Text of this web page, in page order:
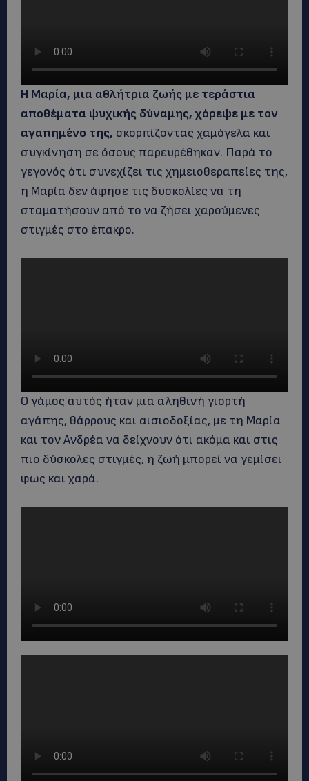
Η Μαρία, μια αθλήτρια ζωής με τεράστια
αποθέματα ψυχικής δύναμης, χόρεψε με τον
αγαπημένο της, σκορπίζοντας χαμόγελα και
συγκίνηση σε όσους παρευρέθηκαν. Παρά το
γεγονός ότι συνεχίζει τις χημειοθεραπείες της,
η Μαρία δεν άφησε τις δυσκολίες να τη
σταματήσουν από το να ζήσει χαρούμενες
στιγμές στο έπακρο.
Ο γάμος αυτός ήταν μια αληθινή γιορτή
αγάπης, θάρρους και αισιοδοξίας, με τη Μαρία
και τον Ανδρέα να δείχνουν ότι ακόμα και στις
πιο δύσκολες στιγμές, η ζωή μπορεί να γεμίσει
φως και χαρά.